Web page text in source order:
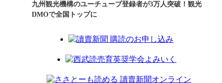
九州観光機構のユーチューブ登録者が3万人突破！観光
DMOで全国トップに